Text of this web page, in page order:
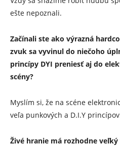
ešte nepoznali.
Začínali ste ako výrazná
zvuk sa vyvinul do niečoho
princípy DYI preniesť aj do
scény?
Myslím si, že na scéne
veľa punkových a D.I.Y
Živé hranie má rozhodne